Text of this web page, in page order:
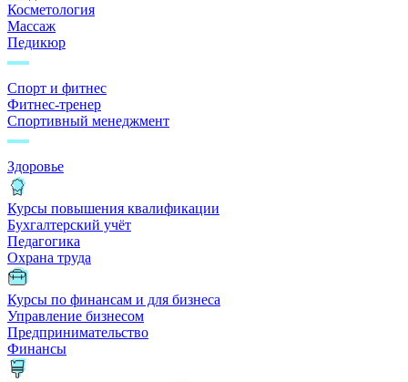
Косметология
Массаж
Педикюр
Спорт и фитнес
Фитнес-тренер
Спортивный менеджмент
Здоровье
Курсы повышения квалификации
Бухгалтерский учёт
Педагогика
Охрана труда
Курсы по финансам и для бизнеса
Управление бизнесом
Предпринимательство
Финансы